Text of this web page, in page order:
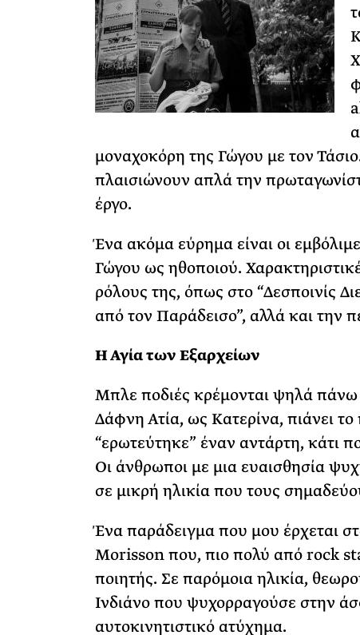
μοναχοκόρη της Γώγου με τον
πλαισιώνουν απλά την
έργο.
Ένα ακόμα εύρημα είναι οι
Γώγου ως ηθοποιού.
ρόλους της, όπως στο “Δεσποινίς
από τον Παράδεισο”, αλλά και την
Η Αγία των Εξαρχείων
Μπλε ποδιές κρέμονται ψηλά
Δάφνη Ατία, ως Κατερίνα, πιάνει
“ερωτεύτηκε” έναν αντάρτη, κάτι
Οι άνθρωποι με μια ευαισθησία
σε μικρή ηλικία που τους
Ένα παράδειγμα που μου έρχεται
Morisson που, πιο πολύ από rock
ποιητής. Σε παρόμοια ηλικία,
Ινδιάνο που ψυχορραγούσε στην
αυτοκινητιστικό ατύχημα.